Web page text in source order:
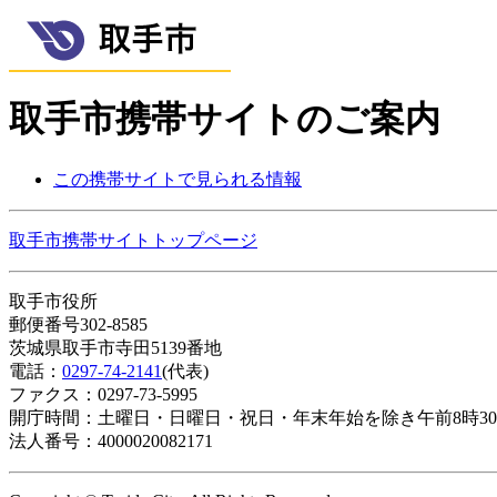
取手市携帯サイトのご案内
この携帯サイトで見られる情報
取手市携帯サイトトップページ
取手市役所
郵便番号302-8585
茨城県取手市寺田5139番地
電話： 0297-74-2141(代表)
ファクス：0297-73-5995
開庁時間：土曜日・日曜日・祝日・年末年始を除き午前8時
法人番号：4000020082171